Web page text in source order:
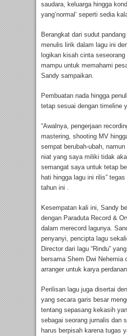
saudara, keluarga hingga
yang‘normal’ seperti sedia
Berangkat dari sudut
menulis lirik dalam lagu ini
logikan kisah cinta seseorang
mampu untuk memahami
Sandy sampaikan.
Pembuatan nada hingga
tetap sesuai dengan timeline
“Awalnya, pengerjaan
mastering, shooting MV
sempat berubah-ubah,
niat yang saya miliki tidak
semangat saya untuk tetap
hati hingga lagu ini rilis”
tahun ini .
Kesempatan kali ini, Sandy
dengan Paraduta Record &
dalam merecord lagunya.
penyanyi, pencipta lagu
Director dari lagu “Rindu”
bersama Shem Dwi Nehemia
arranger untuk karya
Perilisan lagu juga disertai
yang secara garis besar
tentang sepasang kekasih
sebagai seorang jurnalis dan
harus berpisah karena tugas